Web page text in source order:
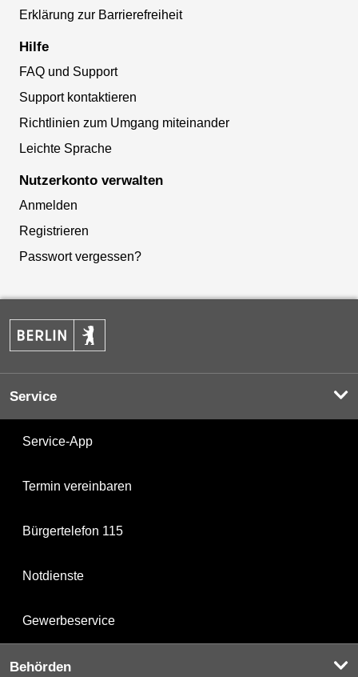
Erklärung zur Barrierefreiheit
Hilfe
FAQ und Support
Support kontaktieren
Richtlinien zum Umgang miteinander
Leichte Sprache
Nutzerkonto verwalten
Anmelden
Registrieren
Passwort vergessen?
Service
Service-App
Termin vereinbaren
Bürgertelefon 115
Notdienste
Gewerbeservice
Behörden